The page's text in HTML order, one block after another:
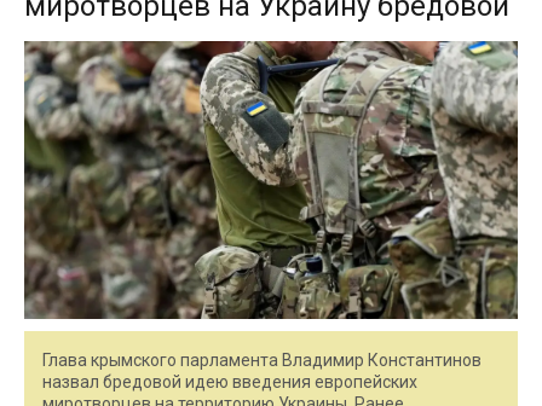
Глава крымского парламента Владимир Константинов
назвал бредовой идею введения европейских